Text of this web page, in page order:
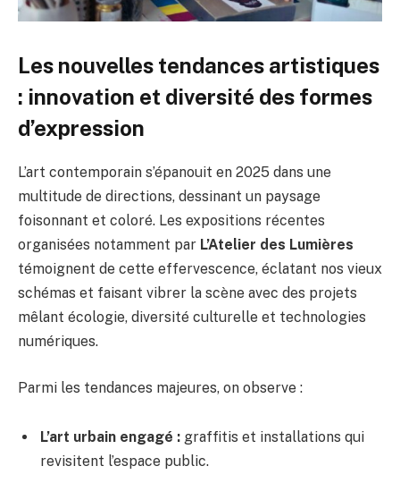
Les nouvelles tendances artistiques
: innovation et diversité des formes
d’expression
L’art contemporain s’épanouit en 2025 dans une
multitude de directions, dessinant un paysage
foisonnant et coloré. Les expositions récentes
organisées notamment par L’Atelier des Lumières
témoignent de cette effervescence, éclatant nos vieux
schémas et faisant vibrer la scène avec des projets
mêlant écologie, diversité culturelle et technologies
numériques.
Parmi les tendances majeures, on observe :
L’art urbain engagé : graffitis et installations qui
revisitent l’espace public.